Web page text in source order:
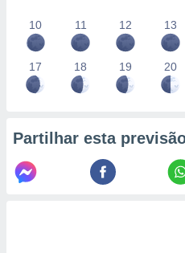
10 11 12 13
17 18 19 20
Partilhar esta